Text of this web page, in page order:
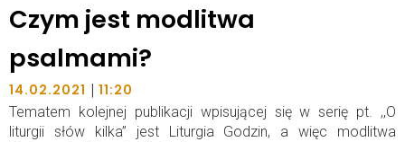
Czym jest modlitwa
psalmami?
14.02.2021 | 11:20
Tematem kolejnej publikacji wpisującej się w serię pt. ,,O
liturgii słów kilka” jest Liturgia Godzin, a więc modlitwa